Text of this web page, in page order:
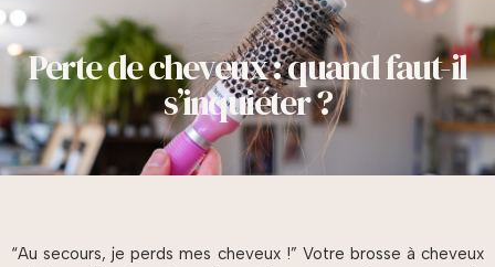
Perte de cheveux : quand faut-il
s’inquiéter ?
“Au secours, je perds mes cheveux !” Votre brosse à cheveux